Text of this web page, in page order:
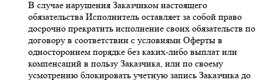
В случае нарушения Заказчиком настоящего
обязательства Исполнитель оставляет за собой право
досрочно прекратить исполнение своих обязательств по
договору в соответствии с условиями Оферты в
одностороннем порядке без каких-либо выплат или
компенсаций в пользу Заказчика, или по своему
усмотрению блокировать учетную запись Заказчика до